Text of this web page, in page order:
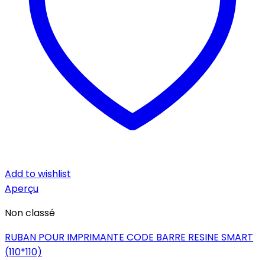
Add to wishlist
Aperçu
Non classé
RUBAN POUR IMPRIMANTE CODE BARRE RESINE SMART
(110*110)